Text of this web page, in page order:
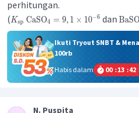
perhitungan.
(Ksp CaSO4 = 9, 1 × 10−6 dan
Ikuti Tryout SNBT &
100rb
Habis dalam
00 :13 :42
N. Puspita